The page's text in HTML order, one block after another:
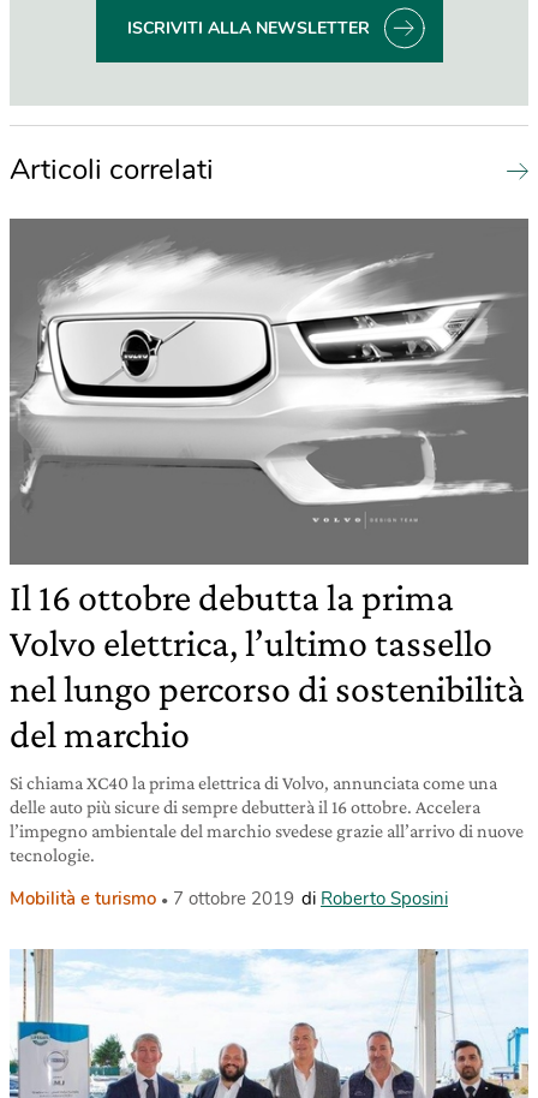
ISCRIVITI ALLA NEWSLETTER
Articoli correlati
Il 16 ottobre debutta la prima
Volvo elettrica, l’ultimo tassello
nel lungo percorso di sostenibilità
del marchio
Si chiama XC40 la prima elettrica di Volvo, annunciata come una
delle auto più sicure di sempre debutterà il 16 ottobre. Accelera
l’impegno ambientale del marchio svedese grazie all’arrivo di nuove
tecnologie.
Mobilità e turismo 7 ottobre 2019 di Roberto Sposini